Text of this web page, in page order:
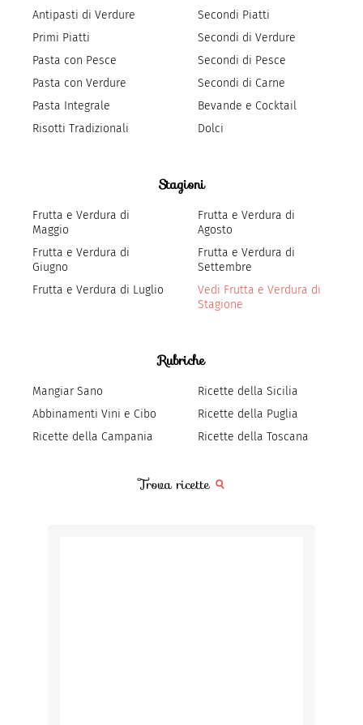
Antipasti di Verdure
Primi Piatti
Pasta con Pesce
Pasta con Verdure
Pasta Integrale
Risotti Tradizionali
Secondi Piatti
Secondi di Verdure
Secondi di Pesce
Secondi di Carne
Bevande e Cocktail
Dolci
Stagioni
Frutta e Verdura di
Maggio
Frutta e Verdura di
Giugno
Frutta e Verdura di Luglio
Frutta e Verdura di
Agosto
Frutta e Verdura di
Settembre
Vedi Frutta e Verdura di
Stagione
Rubriche
Mangiar Sano
Abbinamenti Vini e Cibo
Ricette della Campania
Ricette della Sicilia
Ricette della Puglia
Ricette della Toscana
Trova ricette